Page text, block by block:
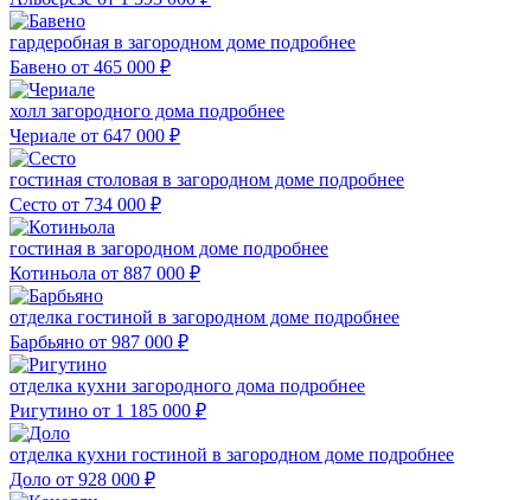
гардеробная в загородном доме подробнее
Бавено от 465 000 ₽
холл загородного дома подробнее
Чериале от 647 000 ₽
гостиная столовая в загородном доме подробнее
Сесто от 734 000 ₽
гостиная в загородном доме подробнее
Котиньола от 887 000 ₽
отделка гостиной в загородном доме подробнее
Барбьяно от 987 000 ₽
отделка кухни загородного дома подробнее
Ригутино от 1 185 000 ₽
отделка кухни гостиной в загородном доме подробнее
Доло от 928 000 ₽